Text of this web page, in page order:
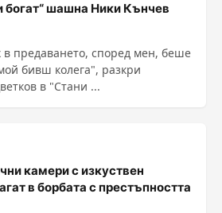
богат“ шашна Ники Кънчев
в предаването, според мен, беше
бивш колега", разкри
в "Стани ...
камери с изкуствен
в борбата с престъпността